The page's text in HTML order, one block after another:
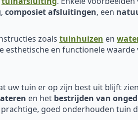
, composiet afsluitingen, een
zoals tuinhuizen en
esthetische en functionele
uw tuin er op zijn best uit blijft
en het bestrijden van
goed onderhouden tuin